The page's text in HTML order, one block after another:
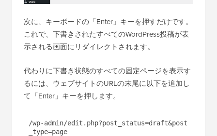
次に、キーボードの「Enter」キーを押すだけです。
これで、下書きされたすべてのWordPress投稿が表
示される画面にリダイレクトされます。
代わりに下書き状態のすべての固定ページを表示す
るには、ウェブサイトのURLの末尾に以下を追加し
て「Enter」キーを押します。
/wp-admin/edit.php?post_status=draft&post
_type=page